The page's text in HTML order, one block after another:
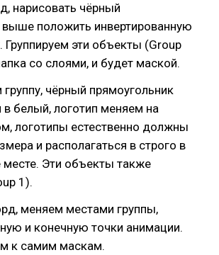
нарисовать чёрный
выше положить инвертированную
Группируем эти объекты (Group
со слоями, и будет маской.
чёрный прямоугольник
белый, логотип меняем на
логотипы естественно должны
и располагаться в строго в
Эти объекты также
1).
меняем местами группы,
и конечную точки анимации.
к самим маскам.